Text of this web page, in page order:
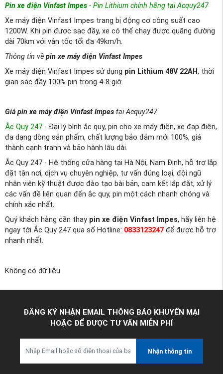
Pin xe điện Vinfast Impes - Pin Lithium chính hãng tại Acquy247
Xe máy điện Vinfast Impes trang bị động cơ công suất cao
1200W. Khi pin được sạc đầy, xe có thể chạy được quãng đường
dài 70km với vận tốc tối đa 49km/h.
Thông tin về pin xe máy điện Vinfast Impes
Xe máy điện Vinfast Impes sử dụng pin Lithium 48V 22AH, thời
gian sạc đầy 100% pin trong 4-8 giờ.
Giá pin xe máy điện Vinfast Impes tại Acquy247
Ắc Quy 247 - Đại lý bình ắc quy, pin cho xe máy điện, xe đạp điện,
đa dạng dòng sản phẩm, chất lượng bảo đảm mới 100%, giá
thành cạnh tranh và bảo hành lâu dài.
Ắc Quy 247 - Hệ thống cửa hàng tại Hà Nội, Nam Định, hỗ trợ lắp
đặt tận nơi, dịch vụ chuyên nghiệp, tư vấn đúng loại, đội ngũ
nhân viên kỹ thuật được đào tạo bài bản, cam kết lắp đặt, xử lý
các vấn đề liên quan đến ắc quy, pin một cách nhanh chóng và
chính xác nhất.
Quý khách hàng cần thay pin xe điện Vinfast Impes, hãy liên hệ
ngay tới Ắc Quy 247 qua số Hotline: 0833123247 để được hỗ trợ
nhanh nhất.
Không có dữ liệu
ĐĂNG KÝ NHẬN EMAIL THÔNG BÁO KHUYẾN MẠI
HOẶC ĐỂ ĐƯỢC TƯ VẤN MIỄN PHÍ
Nhận thông tin